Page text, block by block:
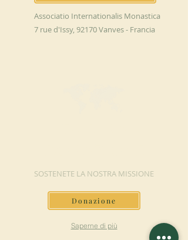
Associatio Internationalis Monastica
7 rue d'Issy, 92170 Vanves - Francia
SOSTENETE LA NOSTRA MISSIONE
Donazione
Saperne di più